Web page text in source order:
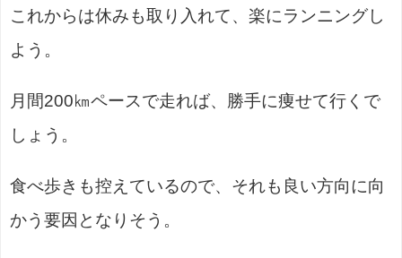
これからは休みも取り入れて、楽にランニングし
よう。
月間200㎞ペースで走れば、勝手に痩せて行くで
しょう。
食べ歩きも控えているので、それも良い方向に向
かう要因となりそう。